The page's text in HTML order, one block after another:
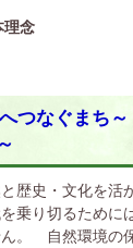
理念
つなぐまち
歴史・文化を活
乗り切るため
。 自然環境の